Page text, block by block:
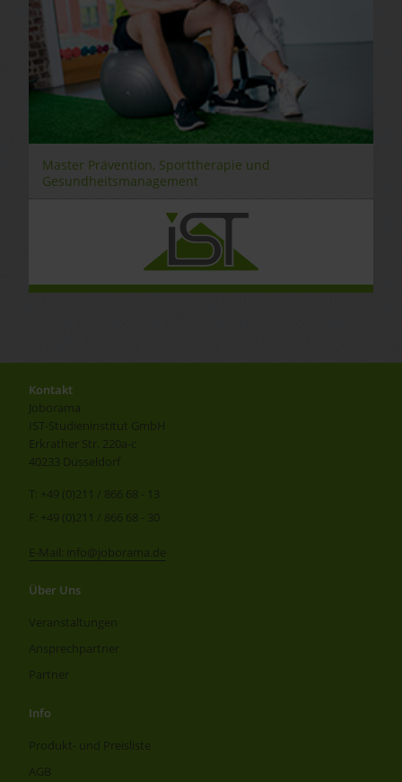
Master Prävention, Sporttherapie und
Gesundheitsmanagement
Kontakt
Joborama
IST-Studieninstitut GmbH
Erkrather Str. 220a-c
40233 Düsseldorf
T: +49 (0)211 / 866 68 - 13
F: +49 (0)211 / 866 68 - 30
E-Mail: info@joborama.de
Über Uns
Veranstaltungen
Ansprechpartner
Partner
Info
Produkt- und Preisliste
AGB